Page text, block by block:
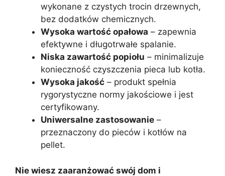
wykonane z czystych trocin drzewnych,
bez dodatków chemicznych.
Wysoka wartość opałowa – zapewnia
efektywne i długotrwałe spalanie.
Niska zawartość popiołu – minimalizuje
konieczność czyszczenia pieca lub kotła.
Wysoka jakość – produkt spełnia
rygorystyczne normy jakościowe i jest
certyfikowany.
Uniwersalne zastosowanie –
przeznaczony do pieców i kotłów na
pellet.
Nie wiesz zaaranżować swój dom i